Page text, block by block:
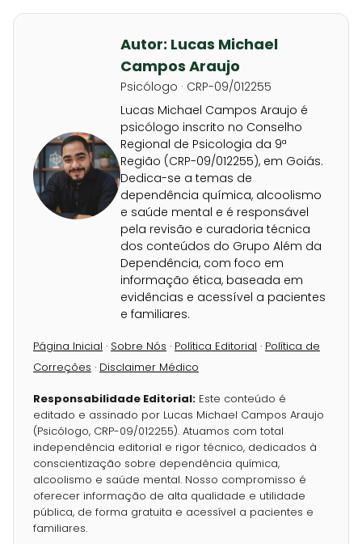
Autor: Lucas Michael
Campos Araujo
Psicólogo · CRP-09/012255
Lucas Michael Campos Araujo é
psicólogo inscrito no Conselho
Regional de Psicologia da 9ª
Região (CRP-09/012255), em Goiás.
Dedica-se a temas de
dependência química, alcoolismo
e saúde mental e é responsável
pela revisão e curadoria técnica
dos conteúdos do Grupo Além da
Dependência, com foco em
informação ética, baseada em
evidências e acessível a pacientes
e familiares.
Página Inicial · Sobre Nós · Política Editorial · Política de
Correções · Disclaimer Médico
Responsabilidade Editorial: Este conteúdo é
editado e assinado por Lucas Michael Campos Araujo
(Psicólogo, CRP-09/012255). Atuamos com total
independência editorial e rigor técnico, dedicados à
conscientização sobre dependência química,
alcoolismo e saúde mental. Nosso compromisso é
oferecer informação de alta qualidade e utilidade
pública, de forma gratuita e acessível a pacientes e
familiares.